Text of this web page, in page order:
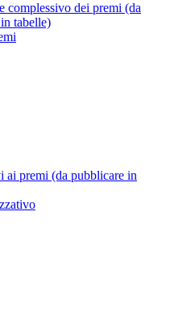
complessivo dei premi (da
tabelle)
ai premi (da pubblicare in